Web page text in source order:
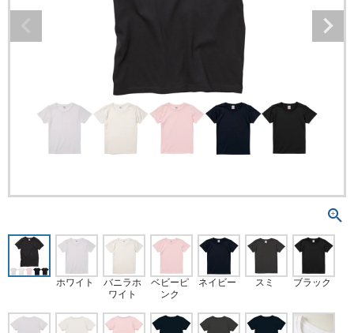
ホワイト
バニラホ
ワイト
ベビーピ
ンク
ネイビー スミ ブラック